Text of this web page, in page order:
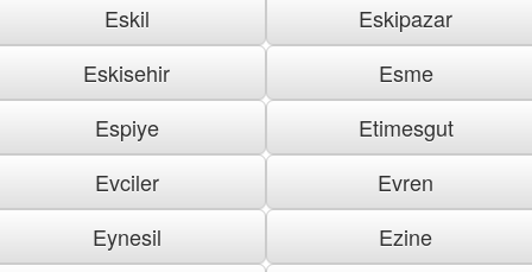
Eskil
Eskipazar
Eskisehir
Esme
Espiye
Etimesgut
Evciler
Evren
Eynesil
Ezine